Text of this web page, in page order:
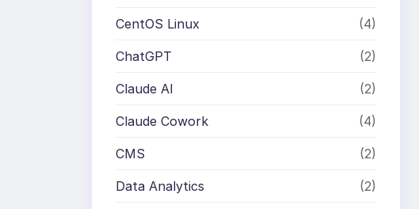
CentOS Linux (4)
ChatGPT (2)
Claude AI (2)
Claude Cowork (4)
CMS (2)
Data Analytics (2)